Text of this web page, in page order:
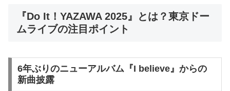
『Do It！YAZAWA 2025』とは？東京ドー
ムライブの注目ポイント
6年ぶりのニューアルバム『I believe』からの
新曲披露